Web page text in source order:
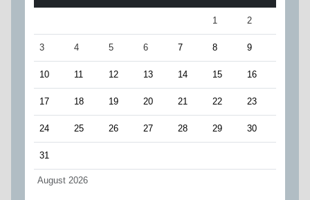
August 2026
1 2
3 4 5 6 7 8 9
10 11 12 13 14 15 16
17 18 19 20 21 22 23
24 25 26 27 28 29 30
31